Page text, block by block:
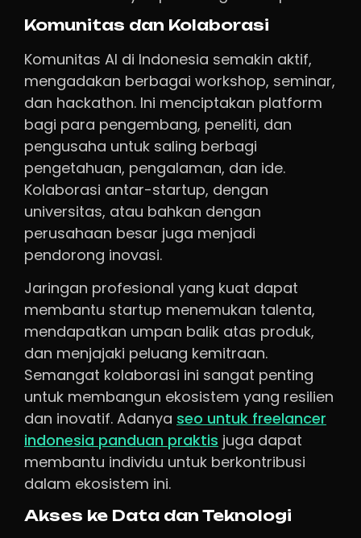
Komunitas dan Kolaborasi
Komunitas AI di Indonesia semakin aktif,
mengadakan berbagai workshop, seminar,
dan hackathon. Ini menciptakan platform
bagi para pengembang, peneliti, dan
pengusaha untuk saling berbagi
pengetahuan, pengalaman, dan ide.
Kolaborasi antar-startup, dengan
universitas, atau bahkan dengan
perusahaan besar juga menjadi
pendorong inovasi.
Jaringan profesional yang kuat dapat
membantu startup menemukan talenta,
mendapatkan umpan balik atas produk,
dan menjajaki peluang kemitraan.
Semangat kolaborasi ini sangat penting
untuk membangun ekosistem yang resilien
dan inovatif. Adanya seo untuk freelancer
indonesia panduan praktis juga dapat
membantu individu untuk berkontribusi
dalam ekosistem ini.
Akses ke Data dan Teknologi